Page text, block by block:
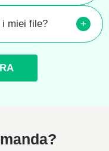
i miei file? +